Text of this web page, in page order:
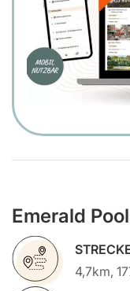
Emerald
4,7km,